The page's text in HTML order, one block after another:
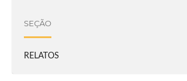
SEÇÃO
RELATOS